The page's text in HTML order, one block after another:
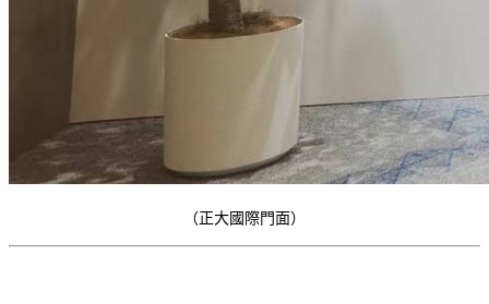
（正大國際門面）